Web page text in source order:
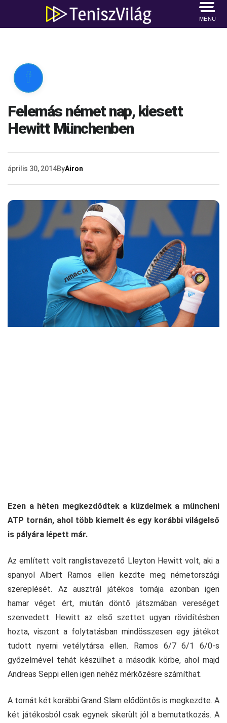
MENU

Felemás német nap, kiesett
Hewitt Münchenben
április 30, 2014ByAiron
Ezen a héten megkezdődtek a küzdelmek a müncheni
ATP tornán, ahol több kiemelt és egy korábbi világelső
is pályára lépett már.
Az említett volt ranglistavezető Lleyton Hewitt volt, aki a
spanyol Albert Ramos ellen kezdte meg németországi
szereplését. Az ausztrál játékos tornája azonban igen
hamar véget ért, miután döntő játszmában vereséget
szenvedett. Hewitt az első szettet ugyan rövidítésben
hozta, viszont a folytatásban mindösszesen egy játékot
tudott nyerni vetélytársa ellen. Ramos 6/7 6/1 6/0-s
győzelmével tehát készülhet a második körbe, ahol majd
Andreas Seppi ellen igen nehéz mérkőzésre számíthat.
A tornát két korábbi Grand Slam elődöntős is megkezdte. A
két játékosból csak egynek sikerült jól a bemutatkozás. A